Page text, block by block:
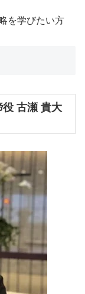
を学びたい方
古瀬 貴大